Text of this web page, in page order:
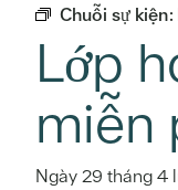
Chuỗi sự kiện:
Lớp
miễn
Ngày 29 tháng 4